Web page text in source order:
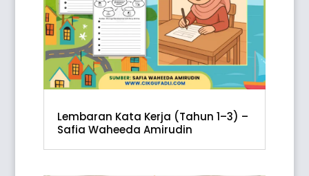
Lembaran Kata Kerja (Tahun 1–3) –
Safia Waheeda Amirudin